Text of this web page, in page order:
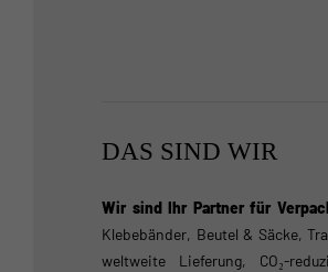
DAS SIND WIR
Wir sind Ihr Partner für
Klebebänder, Beutel & Säcke,
weltweite Lieferung, CO₂-